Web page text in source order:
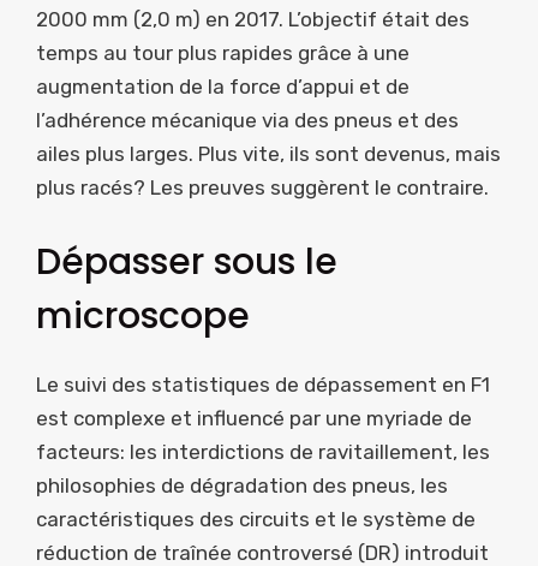
2000 mm (2,0 m) en 2017. L’objectif était des
temps au tour plus rapides grâce à une
augmentation de la force d’appui et de
l’adhérence mécanique via des pneus et des
ailes plus larges. Plus vite, ils sont devenus, mais
plus racés? Les preuves suggèrent le contraire.
Dépasser sous le
microscope
Le suivi des statistiques de dépassement en F1
est complexe et influencé par une myriade de
facteurs: les interdictions de ravitaillement, les
philosophies de dégradation des pneus, les
caractéristiques des circuits et le système de
réduction de traînée controversé (DR) introduit